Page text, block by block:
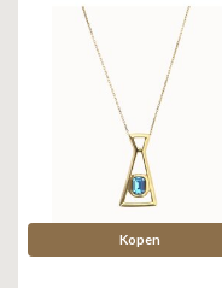
KAPTEN & SON
Kopen